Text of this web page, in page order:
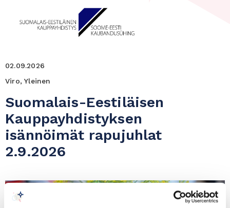
02.09.2026
Viro, Yleinen
Suomalais-Eestiläisen
Kauppayhdistyksen
isännöimät rapujuhlat
2.9.2026